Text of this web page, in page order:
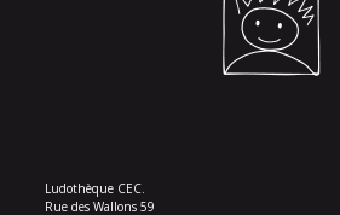
Ludothèque CEC.
Rue des Wallons 59